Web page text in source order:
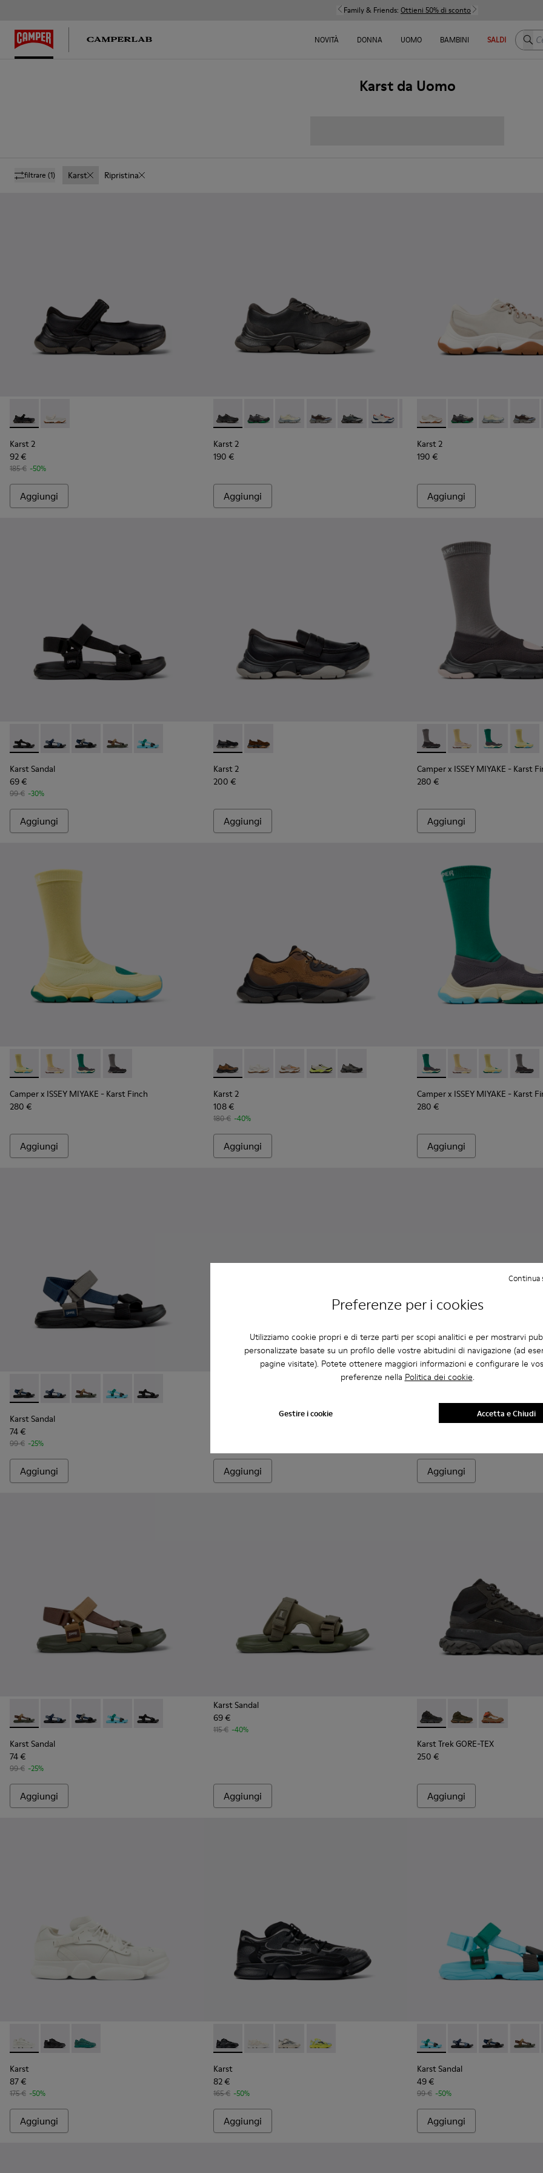
Preferenze per i cookies
Utilizziamo cookie propri e di terze parti per scopi analitici e per mostrarvi
personalizzate basate su un profilo delle vostre abitudini di navigazione (ad
pagine visitate). Potete ottenere maggiori informazioni e configurare le
preferenze nella Politica dei cookie.
Gestire i cookie
Continua
Accetta e Chiudi
Family & Friends: Ottieni 50% di sconto
NOVITÀ DONNA UOMO BAMBINI SALDI
Karst da Uomo
filtrare (1) Karst Ripristina
Karst 2 - K101071-001 - Sneakers nere in pelle Da uomo.
Karst 2 - K101071-002 - Sneaker bianca in pelle da uomo.
Karst 2
92 €
185 € -50%
Aggiungi
Karst 2 - K101068-001 - Sneakers in pelle e nabuk nere e grigie da Uomo.
Karst 2 - K101068-016
Karst 2 - K101068-015
Karst 2 - K101068-008 - Sneakers in pelle e nabuk
Karst 2 - K101068-005
Karst 2 - K101068-004 - Sneakers
Karst 2 - K101068-003 -
Karst 2 - K101068-002 -
Karst 2
190 €
Aggiungi
Karst 2 - K101068-002 -
Karst 2 - K101068-016
Karst 2 -Karst
Karst 2
190 €
Aggiungi
Karst Sandal - K101048-001 - Sandali in tessuto neri Da uomo.
Karst Sandal - K101048-008 - Sandali in tessuto blu Da uomo.
Karst Sandal - K101048-007 - Sandali in tessuto multicolore Da uomo.
Karst Sandal - K101048-006 - Sandali in tessuto marroni Da uomo.
Karst Sandal - K101048-003 - Sandali multicolor in PET riciclato da uomo.
Karst Sandal
69 €
99 € -30%
Aggiungi
Karst 2 - K101142-001 - Mocassini in pelle nera da Uomo.
Karst 2 - K101142-003 - Mocassini in camoscio marrone da Uomo.
Karst 2
200 €
Aggiungi
Camper x ISSEY MIYAKE -
Camper x ISSEY
Camper x
Camper x ISSEY MIYAKE - Karst
280 €
Aggiungi
Camper x ISSEY MIYAKE - Karst Finch - K101115-003 - Sneakers gialle in materiali tecnici in PET riciclato da uomo.
Camper x ISSEY MIYAKE - Karst Finch - K101115-005 - Sneakers da uomo beige in materiali ingegnerizzati in PET
Camper x ISSEY MIYAKE - Karst Finch - K101115-004 - Sneakers grigie in PET riciclato e materiali tecnici da
Camper x ISSEY MIYAKE - Karst Finch - K101115-001 - Sneakers da uomo nere in PET riciclato e
Camper x ISSEY MIYAKE - Karst Finch
280 €
Aggiungi
Karst 2 - K101069-010 - Sneakers marroni in materiali tecnici riciclati Da
Karst 2 - K101069-009 - Sneakers bianche in materiali ingegnerizzati
Karst 2 - K101069-008 - Sneakers multicolore in materiali
Karst 2 - K101069-003 - Sneaker multicolor
Karst 2 - K101069-001 - Sneakers multicolor
Karst 2
108 €
180 € -40%
Aggiungi
Camper x ISSEY MIYAKE -
Camper x ISSEY
Camper x
Camper x ISSEY MIYAKE - Karst
280 €
Aggiungi
Karst Sandal - K101048-007 - Sandali in tessuto multicolore Da uomo.
Karst Sandal - K101048-008 - Sandali in tessuto blu Da uomo.
Karst Sandal - K101048-006 - Sandali in tessuto marroni Da uomo.
Karst Sandal - K101048-003 - Sandali multicolor in PET riciclato da uomo.
Karst Sandal - K101048-001 - Sandali in tessuto neri Da uomo.
Karst Sandal
74 €
99 € -25%
Aggiungi Aggiungi
Karst 2 - K101069-009 -
Karst 2 - K101069-
Karst 2 -Karst
Aggiungi
Karst Sandal - K101048-006 - Sandali in tessuto marroni Da uomo.
Karst Sandal - K101048-008 - Sandali in tessuto blu Da uomo.
Karst Sandal - K101048-007 - Sandali in tessuto multicolore Da uomo.
Karst Sandal - K101048-003 - Sandali multicolor in PET riciclato da uomo.
Karst Sandal - K101048-001 - Sandali in tessuto neri Da uomo.
Karst Sandal
74 €
99 € -25%
Aggiungi
Karst Sandal
69 €
115 € -40%
Aggiungi
Karst Trek GORE-TEX -
Karst Trek GORE-
Karst Trek
Karst Trek GORE-TEX
250 €
Aggiungi
Karst - K100845-001 - Sneakers biancje in pelle non tinta da uomo
Karst - K100845-005 - Sneakers nere in pelle e tessuto da uomo
Karst - K100845-002 - Sneaker da uomo in tessuto e pelle verde
Karst
87 €
175 € -50%
Aggiungi
Karst - K100992-004 - Sneakers multicolor in PET riciclato da uomo.
Karst - K100992-006 - Sneakers multicolor in PET riciclato da uomo.
Karst - K100992-002 - Sneakers multicolor in tessuto da uomo
Karst - K100992-001 - Sneakers multicolor in tessuto
Karst
82 €
165 € -50%
Aggiungi
Karst Sandal - K101048-003
Karst Sandal -Karst Sandal
Karst
Karst Sandal
49 €
99 € -50%
Aggiungi